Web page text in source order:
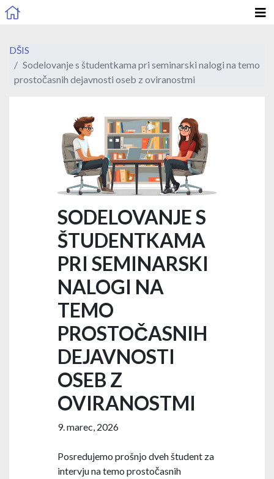
DŠIS
Sodelovanje s študentkama pri seminarski nalogi na temo
prostočasnih dejavnosti oseb z oviranostmi
SODELOVANJE S
ŠTUDENTKAMA
PRI SEMINARSKI
NALOGI NA
TEMO
PROSTOČASNIH
DEJAVNOSTI
OSEB Z
OVIRANOSTMI
9. marec, 2026
Posredujemo prošnjo dveh študent za
intervju na temo prostočasnih